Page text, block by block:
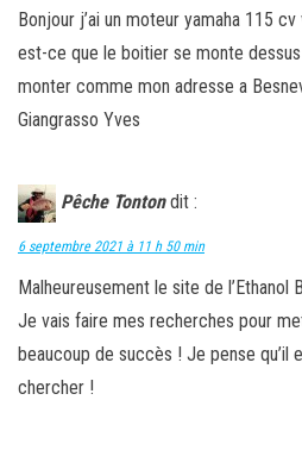
Bonjour j’ai un moteur yamaha 115 cv
est-ce que le boitier se monte
monter comme mon adresse a
Giangrasso Yves
Pêche Tonton dit :
6 septembre 2021 à 11 h 50 min
Malheureusement le site de l’Ethanol
Je vais faire mes recherches pour
beaucoup de succès ! Je pense qu’il
chercher !